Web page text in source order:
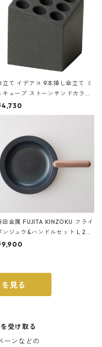
立て イデアコ 9本挿し傘立て ミ
キューブ ストーンサンドカラー
調 ideaco Umbrella Stand CUB
E ストーンサンドブラック
田金属 FUJITA KINZOKU フライ
ンジュウ&ハンドルセット L 24c
ガス火・IH対応 鉄フライパン
見る
受け取る
ーンなどの